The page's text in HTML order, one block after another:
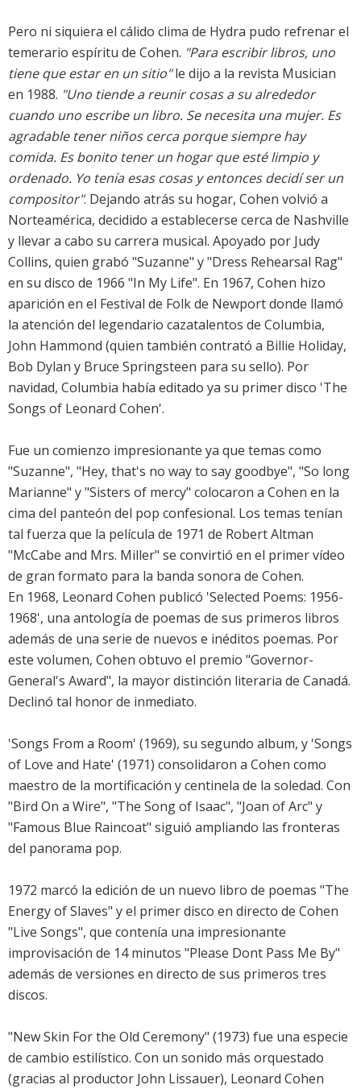
Pero ni siquiera el cálido clima de Hydra pudo refrenar el
temerario espíritu de Cohen. "Para escribir libros, uno
tiene que estar en un sitio"le dijo a la revista Musician
en 1988. "Uno tiende a reunir cosas a su alrededor
cuando uno escribe un libro. Se necesita una mujer. Es
agradable tener niños cerca porque siempre hay
comida. Es bonito tener un hogar que esté limpio y
ordenado. Yo tenía esas cosas y entonces decidí ser un
compositor". Dejando atrás su hogar, Cohen volvió a
Norteamérica, decidido a establecerse cerca de Nashville
y llevar a cabo su carrera musical. Apoyado por Judy
Collins, quien grabó "Suzanne" y "Dress Rehearsal Rag"
en su disco de 1966 "In My Life". En 1967, Cohen hizo
aparición en el Festival de Folk de Newport donde llamó
la atención del legendario cazatalentos de Columbia,
John Hammond (quien también contrató a Billie Holiday,
Bob Dylan y Bruce Springsteen para su sello). Por
navidad, Columbia había editado ya su primer disco 'The
Songs of Leonard Cohen'.
Fue un comienzo impresionante ya que temas como
"Suzanne", "Hey, that's no way to say goodbye", "So long
Marianne" y "Sisters of mercy" colocaron a Cohen en la
cima del panteón del pop confesional. Los temas tenían
tal fuerza que la película de 1971 de Robert Altman
"McCabe and Mrs. Miller" se convirtió en el primer vídeo
de gran formato para la banda sonora de Cohen.
En 1968, Leonard Cohen publicó 'Selected Poems: 1956-
1968', una antología de poemas de sus primeros libros
además de una serie de nuevos e inéditos poemas. Por
este volumen, Cohen obtuvo el premio "Governor-
General's Award", la mayor distinción literaria de Canadá.
Declinó tal honor de inmediato.
'Songs From a Room' (1969), su segundo album, y 'Songs
of Love and Hate' (1971) consolidaron a Cohen como
maestro de la mortificación y centinela de la soledad. Con
"Bird On a Wire", "The Song of Isaac", "Joan of Arc" y
"Famous Blue Raincoat" siguió ampliando las fronteras
del panorama pop.
1972 marcó la edición de un nuevo libro de poemas "The
Energy of Slaves" y el primer disco en directo de Cohen
"Live Songs", que contenía una impresionante
improvisación de 14 minutos "Please Dont Pass Me By"
además de versiones en directo de sus primeros tres
discos.
"New Skin For the Old Ceremony" (1973) fue una especie
de cambio estilístico. Con un sonido más orquestado
(gracias al productor John Lissauer), Leonard Cohen